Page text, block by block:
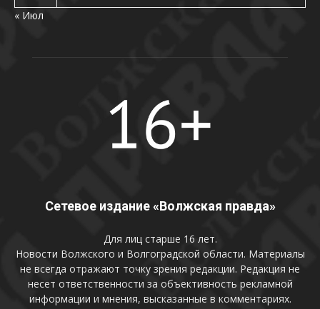
« Июл
Сетевое издание «Волжская правда»
Для лиц старше 16 лет.
Новости Волжского и Волгоградской области. Материалы
не всегда отражают точку зрения редакции. Редакция не
несет ответственности за объективность рекламной
информации и мнения, высказанные в комментариях.